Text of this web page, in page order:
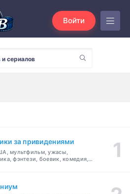
Войти
за привидениями
мультфильм, ужасы,
фэнтези, боевик, комедия,